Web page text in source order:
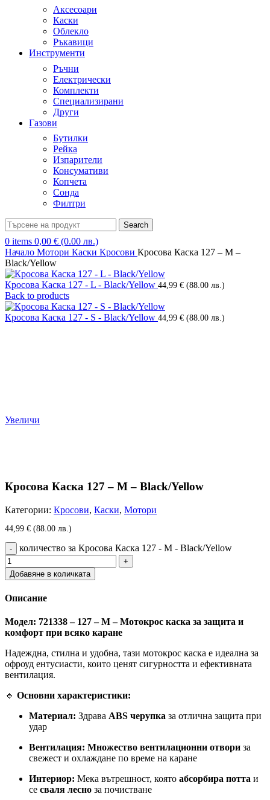
Аксесоари
Каски
Облекло
Ръкавици
Инструменти
Ръчни
Електрически
Комплекти
Специализирани
Други
Газови
Бутилки
Рейка
Изпарители
Консумативи
Копчета
Сонда
Филтри
Search
0 items 0,00 € (0.00 лв.)
Начало Мотори Каски Кросови Кросова Каска 127 – M –
Black/Yellow
Кросова Каска 127 - L - Black/Yellow 44,99 € (88.00 лв.)
Back to products
Кросова Каска 127 - S - Black/Yellow 44,99 € (88.00 лв.)
Увеличи
Кросова Каска 127 – M – Black/Yellow
Категории: Кросови, Каски, Мотори
44,99 € (88.00 лв.)
количество за Кросова Каска 127 - M - Black/Yellow
Добавяне в количката
Описание
Модел: 721338 – 127 – M – Мотокрос каска за защита и
комфорт при всяко каране
Надеждна, стилна и удобна, тази мотокрос каска е идеална за
офроуд ентусиасти, които ценят сигурността и ефективната
вентилация.
🔹 Основни характеристики:
Материал: Здрава ABS черупка за отлична защита при
удар
Вентилация: Множество вентилационни отвори за
свежест и охлаждане по време на каране
Интериор: Мека вътрешност, която абсорбира потта и
се сваля лесно за почистване